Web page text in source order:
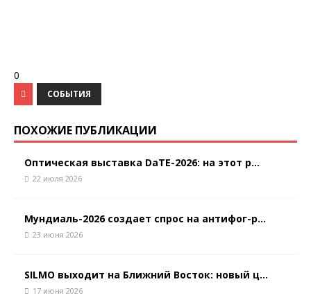
0
СОБЫТИЯ
ПОХОЖИЕ ПУБЛИКАЦИИ
Оптическая выставка DaTE-2026: на этот р...
22 июля 2026
Мундиаль-2026 создает спрос на антифог-р...
23 июня 2026
SILMO выходит на Ближний Восток: новый ц...
17 июня 2026